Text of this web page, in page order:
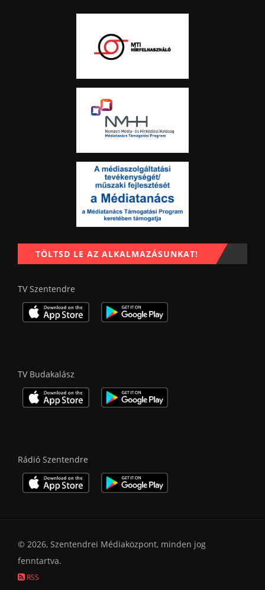
TÖLTSD LE AZ ALKALMAZÁSUNKAT!
TV Szentendre
TV Budakalász
Rádió Szentendre
© 2026, Szentendrei Médiaközpont, minden jog
fenntartva.
RSS